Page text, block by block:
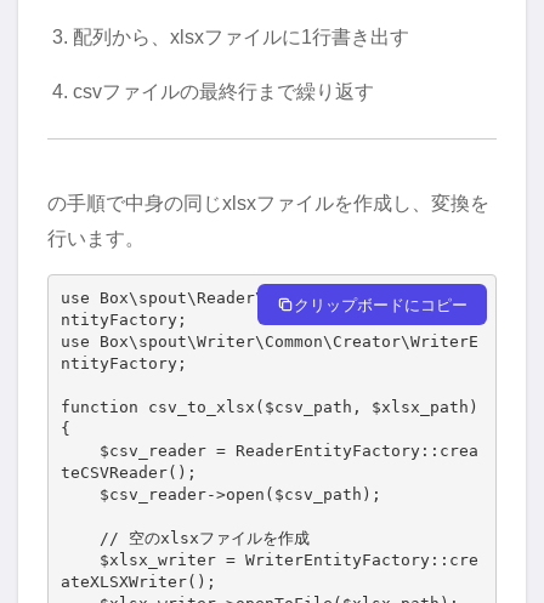
配列から、xlsxファイルに1行書き出す
csvファイルの最終行まで繰り返す
の手順で中身の同じxlsxファイルを作成し、変換を
行います。
use Box\spout\Reader\Common\Creator\ReaderE
ntityFactory;
use Box\spout\Writer\Common\Creator\WriterE
ntityFactory;
function csv_to_xlsx($csv_path, $xlsx_path)
{
teCSVReader();
ateXLSXWriter();
クリップボードにコピー